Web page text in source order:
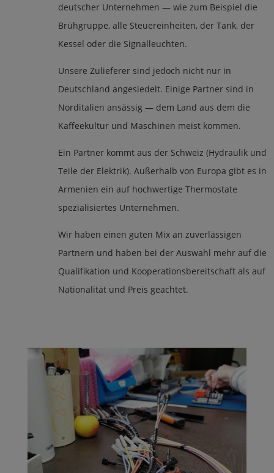
deutscher Unternehmen — wie zum Beispiel die
Brühgruppe, alle Steuereinheiten, der Tank, der
Kessel oder die Signalleuchten.
Unsere Zulieferer sind jedoch nicht nur in
Deutschland angesiedelt. Einige Partner sind in
Norditalien ansässig — dem Land aus dem die
Kaffeekultur und Maschinen meist kommen.
Ein Partner kommt aus der Schweiz (Hydraulik und
Teile der Elektrik). Außerhalb von Europa gibt es in
Armenien ein auf hochwertige Thermostate
spezialisiertes Unternehmen.
Wir haben einen guten Mix an zuverlässigen
Partnern und haben bei der Auswahl mehr auf die
Qualifikation und Kooperationsbereitschaft als auf
Nationalität und Preis geachtet.